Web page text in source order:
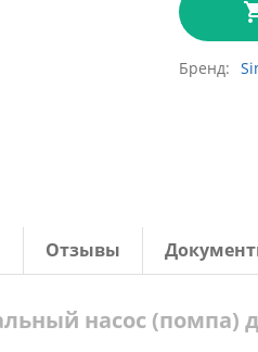
Бренд
Отзывы
насос (помпа)